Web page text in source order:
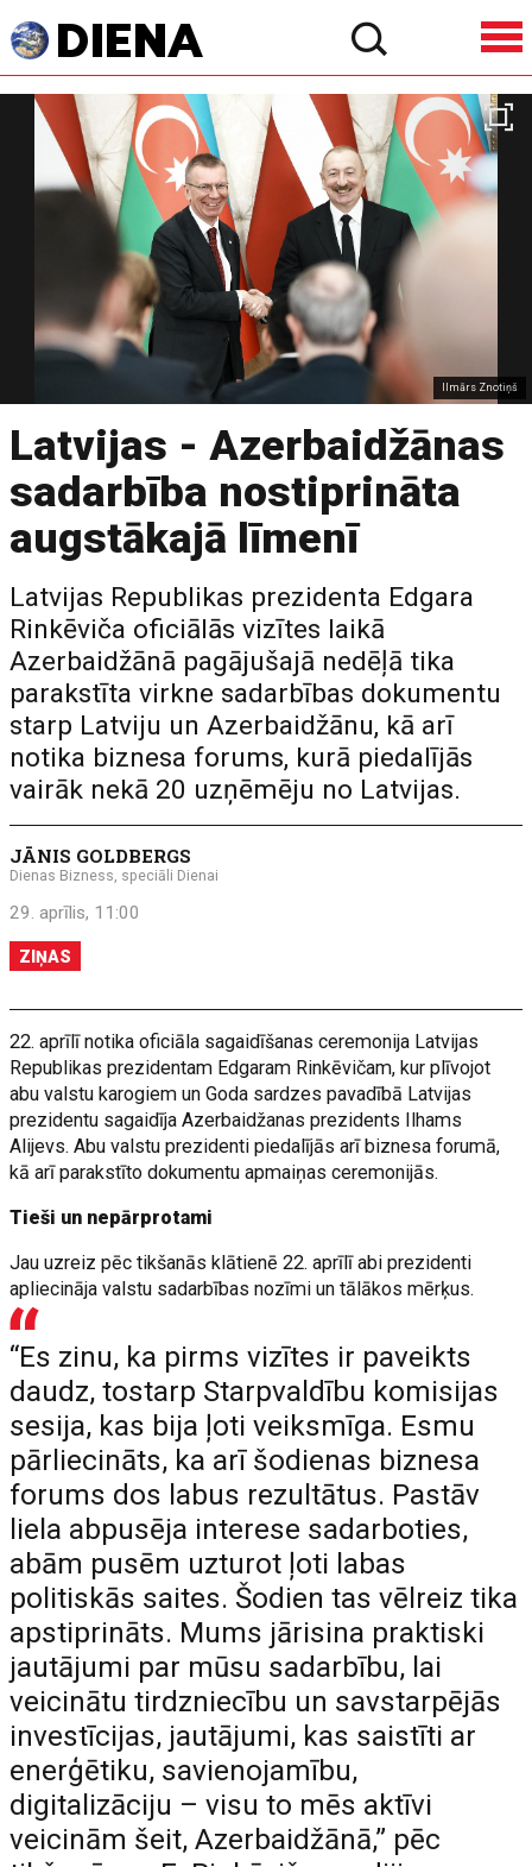
Ilmārs Znotiņš
Latvijas - Azerbaidžānas
sadarbība nostiprināta
augstākajā līmenī
Latvijas Republikas prezidenta Edgara
Rinkēviča oficiālās vizītes laikā
Azerbaidžānā pagājušajā nedēļā tika
parakstīta virkne sadarbības dokumentu
starp Latviju un Azerbaidžānu, kā arī
notika biznesa forums, kurā piedalījās
vairāk nekā 20 uzņēmēju no Latvijas.
JĀNIS GOLDBERGS
Dienas Bizness, speciāli Dienai
29. aprīlis, 11:00
ZIŅAS
22. aprīlī notika oficiāla sagaidīšanas ceremonija Latvijas
Republikas prezidentam Edgaram Rinkēvičam, kur plīvojot
abu valstu karogiem un Goda sardzes pavadībā Latvijas
prezidentu sagaidīja Azerbaidžanas prezidents Ilhams
Alijevs. Abu valstu prezidenti piedalījās arī biznesa forumā,
kā arī parakstīto dokumentu apmaiņas ceremonijās.
Tieši un nepārprotami
Jau uzreiz pēc tikšanās klātienē 22. aprīlī abi prezidenti
apliecināja valstu sadarbības nozīmi un tālākos mērķus.
“Es zinu, ka pirms vizītes ir paveikts
daudz, tostarp Starpvaldību komisijas
sesija, kas bija ļoti veiksmīga. Esmu
pārliecināts, ka arī šodienas biznesa
forums dos labus rezultātus. Pastāv
liela abpusēja interese sadarboties,
abām pusēm uzturot ļoti labas
politiskās saites. Šodien tas vēlreiz tika
apstiprināts. Mums jārisina praktiski
jautājumi par mūsu sadarbību, lai
veicinātu tirdzniecību un savstarpējās
investīcijas, jautājumi, kas saistīti ar
enerģētiku, savienojamību,
digitalizāciju – visu to mēs aktīvi
veicinām šeit, Azerbaidžānā,” pēc